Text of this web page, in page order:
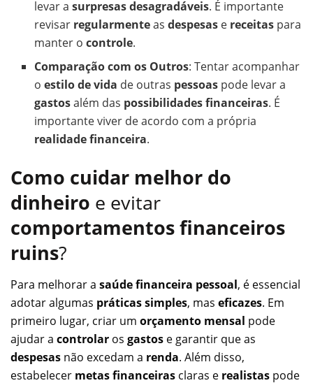
levar asurpresas desagradáveis. É importante
revisar regularmenteasdespesas e receitas para
manter ocontrole.
Comparação com os Outros: Tentar acompanhar
oestilo de vida de outras pessoas pode levar a
gastosalém das possibilidades financeiras. É
importante viver de acordo com a própria
realidade financeira.
Como cuidar melhor do
dinheiro e evitar
comportamentos financeiros
ruins?
Para melhorar a saúde financeira pessoal, é essencial
adotar algumas práticas simples, mas eficazes. Em
primeiro lugar, criar um orçamento mensal pode
ajudar a controlar os gastos e garantir que as
despesas não excedam a renda. Além disso,
estabelecer metas financeiras claras e realistas pode